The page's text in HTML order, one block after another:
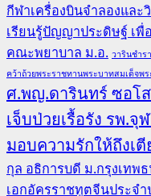
กีฬาเครื่องบินจำลองแล
เรียนรู้ปัญญาประดิษฐ์ เ
คณะพยาบาล ม.อ. วารินชำร
คว้าถ้วยพระราชทานพระบาทสมเด็จพร
ศ.พญ.ดารินทร์ ซอโ
เจ็บป่วยเรื้อรัง รพ.
มอบความรักให้ถึงเตี
กุล อธิการบดี ม.กรุงเทพ
เอกอัครราชทูตจีนประจำ